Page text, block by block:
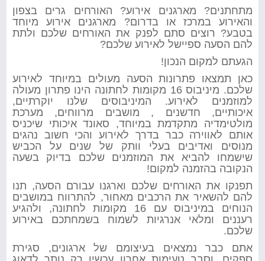
מתחתנים? מארגנים אירוע? האורחים גרים בצפון
והאירוע במרכז או בדרום? מארגנים אירוע מיוחד
בטבע? רוצים סתם לפנק את האורחים שלכם ולתת
להם הסעה ספיישל לאירוע שלכם?
הגעתם למקום הנכון!
כאן תמצאו פתרונות הסעה מעולים במיוחד לאירוע
שלכם. מיניבוס 16 מקומות לחתונה הינו פתרון מעולה
למוזמנים לאירוע. המיניבוסים שלנו יוקרתיים,
איכותיים, חדשנים , מושבים מרווחים, מערכת
מולטימדיה מתקדמת במיוחד, סאונד איכותי שיכניס
אותם לאווירה כבר בדרך לאירוע והכי חשוב נהגים
מנוסים ואדיבים בעלי וותק של שנים על הכביש
שישמחו להביא את המוזמנים שלכם בדיוק בשעה
הנקובה בהזמנה למקום!
תפנקו את האורחים שלכם וארגנו עבורם הסעה, תנו
להם להשאיר את הרכבים מאחור, להתרווח במושבים
הנוחים במיניבוס עם 16 מקומות לחתונה, ולהגיע
רעננים ומלאי אנרגיות לשמוח בשמחתכם באירוע
שלכם.
אתם כבר נמצאים בעיצומם של ארגונים, סגירת